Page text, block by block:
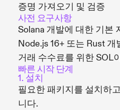
증명 가져오기 및 검증
사전 요구사항
Solana 개발에 대한 기본
Node.js 16+ 또는 Rust 개
거래 수수료를 위한 SOL
빠른 시작 단계
1. 설치
필요한 패키지를 설치하
니다.